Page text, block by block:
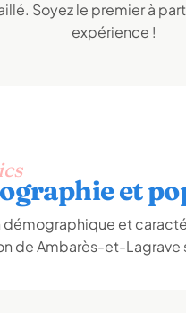
Soyez le premier à
expérience !
et
démographique et
de Ambarès-et-Lagrave